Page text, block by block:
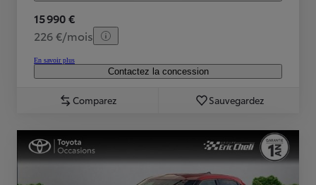
15 990 €
226 €/mois
En savoir plus
Contactez la concession
Comparez Sauvegardez